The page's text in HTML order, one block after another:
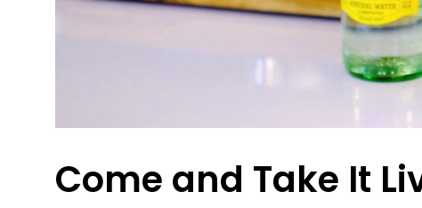
Come and Take It